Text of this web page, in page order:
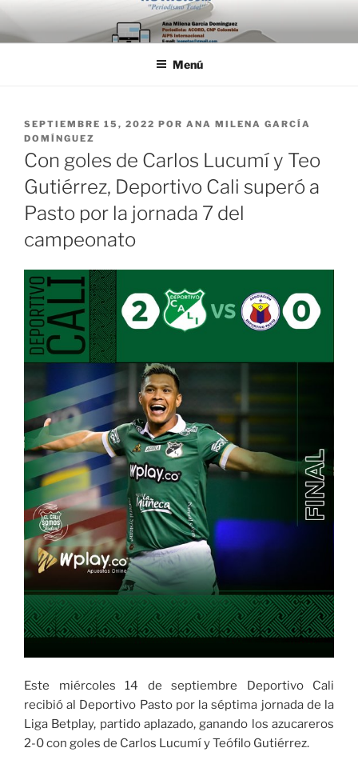
Saltar
al
contenido
Menú
PUBLICADO
EL
SEPTIEMBRE 15, 2022 POR ANA MILENA GARCÍA
DOMÍNGUEZ
Con goles de Carlos Lucumí y Teo
Gutiérrez, Deportivo Cali superó a
Pasto por la jornada 7 del
campeonato
Este miércoles 14 de septiembre Deportivo Cali
recibió al Deportivo Pasto por la séptima jornada de la
Liga Betplay, partido aplazado, ganando los azucareros
2-0 con goles de Carlos Lucumí y Teófilo Gutiérrez.